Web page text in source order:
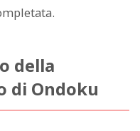
della
di Ondoku